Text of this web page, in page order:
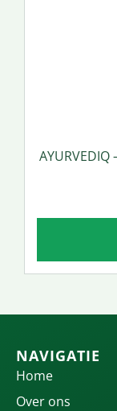
AYURVEDIQ
NAVIGATIE
Home
Over ons